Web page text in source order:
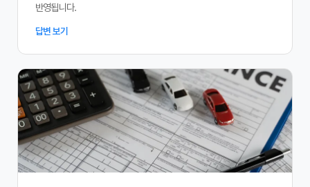
반영됩니다.
답변 보기